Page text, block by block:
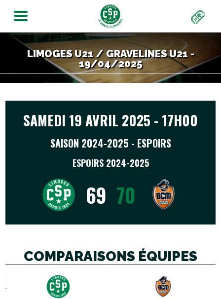
LIMOGES U21 / GRAVELINES U21 -
19/04/2025
SAMEDI 19 AVRIL 2025 - 17H00
SAISON 2024-2025 - ESPOIRS
ESPOIRS 2024-2025
69 70
COMPARAISONS ÉQUIPES